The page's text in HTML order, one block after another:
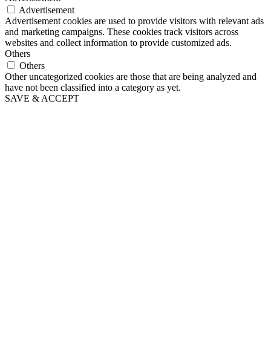
Advertisement
Advertisement cookies are used to provide visitors with relevant ads
and marketing campaigns. These cookies track visitors across
websites and collect information to provide customized ads.
Others
Others
Other uncategorized cookies are those that are being analyzed and
have not been classified into a category as yet.
SAVE & ACCEPT